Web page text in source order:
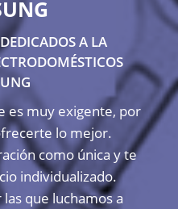
A LA
es muy exigente, por
lo mejor.
como única y te
individualizado.
que luchamos a